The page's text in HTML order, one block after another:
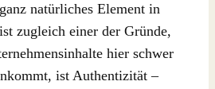
natürliches Element in
zugleich einer der Gründe,
hier schwer
ist Authentizität –